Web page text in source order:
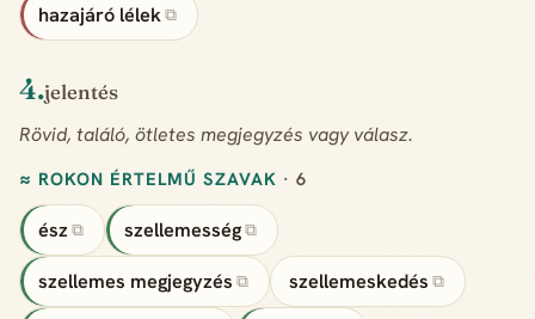
hazajáró lélek ⧉
4.jelentés
Rövid, találó, ötletes megjegyzés vagy válasz.
≈ ROKON ÉRTELMŰ SZAVAK · 6
ész ⧉ szellemesség ⧉
szellemes megjegyzés ⧉ szellemeskedés ⧉